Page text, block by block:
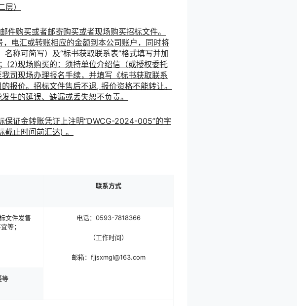
）
购买或者邮寄购买或者现场购买招标文件。
电汇或转账相应的金额到本公司账户，同时将
称可简写）及“标书获取联系表”格式填写并加
(2)现场购买的：须持单位介绍信（或授权委托
司现场办理报名手续，并填写《标书获取联系
报价。招标文件售后不退, 报价资格不能转让。
生的延误、缺漏或丢失恕不负责。
保证金转账凭证上注明“DWCG-2024-005”的字
止时间前汇达) 。
联系方式
文件发售
等；
电话：0593-7818366
（工作时间）
邮箱：fjjsxmgl@163.com
等